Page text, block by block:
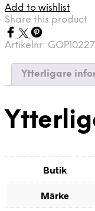
Add to wishlist
Share this product
Artikelnr:
Ytterligare
Butik
Märke